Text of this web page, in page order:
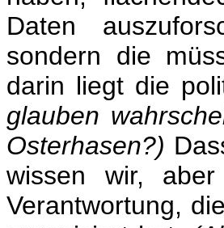
Daten
sondern die
darin liegt die
glauben
Osterhasen?)
wissen wir,
Verantwortung,